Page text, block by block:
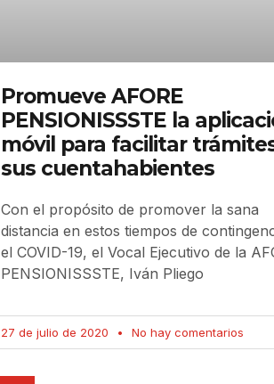
Promueve AFORE
PENSIONISSSTE la
móvil para facilitar
sus cuentahabientes
Con el propósito de promover la sana
distancia en estos tiempos de
el COVID-19, el Vocal Ejecutivo de la
PENSIONISSSTE, Iván Pliego
27 de julio de 2020 No hay comentarios